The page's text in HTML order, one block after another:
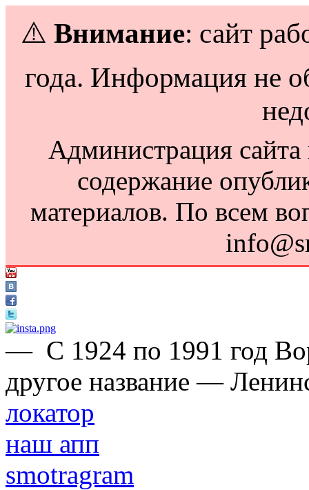
⚠️ Внимание: сайт
года. Информация не
Администрация сайта
содержание
материалов. По всем
— С 1924 по 1991 год
другое название —
локатор
наш апп
smotragram